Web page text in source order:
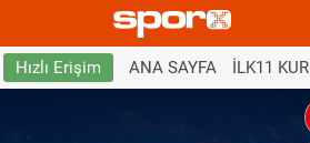
Hızlı Erişim ANA SAYFA İLK11 KUR